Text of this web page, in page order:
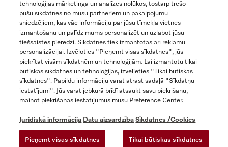
Juridiskā informācija
Vispārējie darījumu noteikumi
Datu aizsardzība
Lietošanas noteikumi
Miele paziņojums par pieejamību
Digitālo pakalpojumu likums
tehnoloģijas mārketinga un analīzes nolūkos, tostarp trešo
pušu sīkdatnes no mūsu partneriem un pakalpojumu
sniedzējiem, kas vāc informāciju par jūsu tīmekļa vietnes
izmantošanu un palīdz mums personalizēt un uzlabot jūsu
tiešsaistes pieredzi. Sīkdatnes tiek izmantotas arī reklāmu
personalizācijai. Izvēloties "Pieņemt visas sīkdatnes", jūs
piekrītat visām sīkdatnēm un tehnoloģijām. Lai izmantotu tikai
būtiskas sīkdatnes un tehnoloģijas, izvēlieties "Tikai būtiskas
sīkdatnes". Papildu informāciju varat atrast sadaļā "Sīkdatņu
iestatījumi". Jūs varat jebkurā brīdī atsaukt savu piekrišanu,
mainot piekrišanas iestatījumus mūsu Preference Center.
Juridiskā informācija Datu aizsardzība Sīkdatnes /Cookies
Pieņemt visas sīkdatnes Tikai būtiskas sīkdatnes